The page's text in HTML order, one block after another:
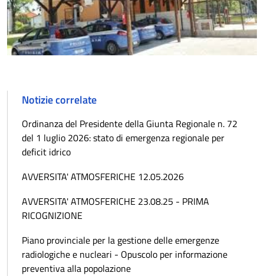
Notizie correlate
Ordinanza del Presidente della Giunta Regionale n. 72
del 1 luglio 2026: stato di emergenza regionale per
deficit idrico
AVVERSITA' ATMOSFERICHE 12.05.2026
AVVERSITA' ATMOSFERICHE 23.08.25 - PRIMA
RICOGNIZIONE
Piano provinciale per la gestione delle emergenze
radiologiche e nucleari - Opuscolo per informazione
preventiva alla popolazione